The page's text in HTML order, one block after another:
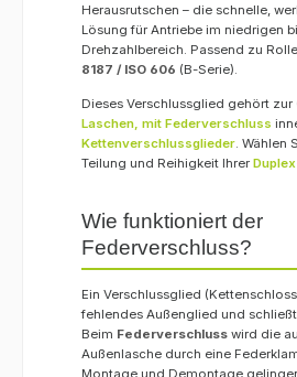
Herausrutschen – die schnelle,
Lösung für Antriebe im niedrigen
Drehzahlbereich. Passend zu
8187 / ISO 606 (B-Serie).
Dieses Verschlussglied gehört zur
Laschen, mit Federverschluss
Kettenverschlussglieder. Wählen
Teilung und Reihigkeit Ihrer
Wie funktioniert der
Federverschluss?
Ein Verschlussglied
fehlendes Außenglied und
Beim Federverschlusswird die
Außenlasche durch eine
Montage und Demontage